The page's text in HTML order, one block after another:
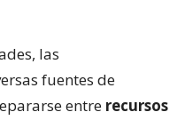
las
fuentes de
entre recursos